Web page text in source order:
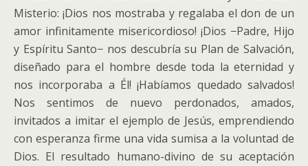
Misterio: ¡Dios nos mostraba y regalaba el don de un
amor infinitamente misericordioso! ¡Dios −Padre, Hijo
y Espíritu Santo− nos descubría su Plan de Salvación,
diseñado para el hombre desde toda la eternidad y
nos incorporaba a Él! ¡Habíamos quedado salvados!
Nos sentimos de nuevo perdonados, amados,
invitados a imitar el ejemplo de Jesús, emprendiendo
con esperanza firme una vida sumisa a la voluntad de
Dios. El resultado humano-divino de su aceptación